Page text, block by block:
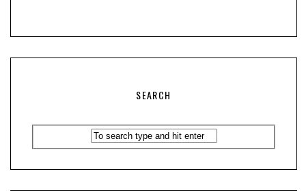
SEARCH